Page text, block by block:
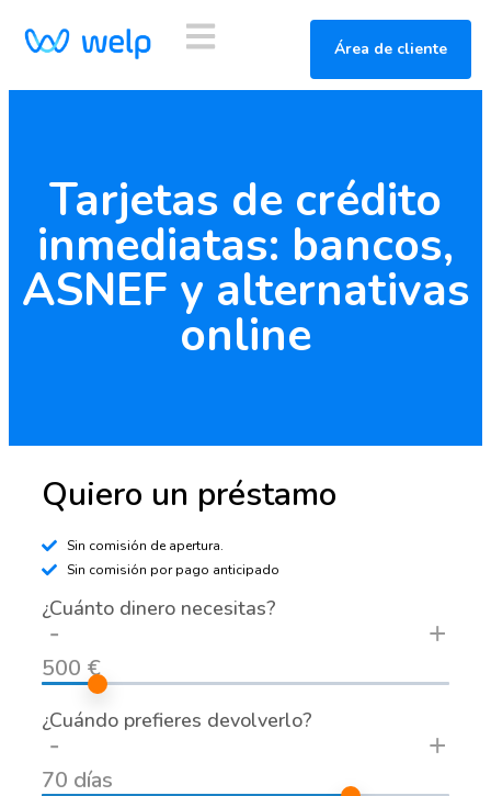
Área de cliente
Tarjetas de crédito
inmediatas: bancos,
ASNEF y alternativas
online
Quiero un préstamo
Sin comisión de apertura.
Sin comisión por pago anticipado
¿Cuánto dinero necesitas?
500 €
- +
¿Cuándo prefieres devolverlo?
70 días
- +